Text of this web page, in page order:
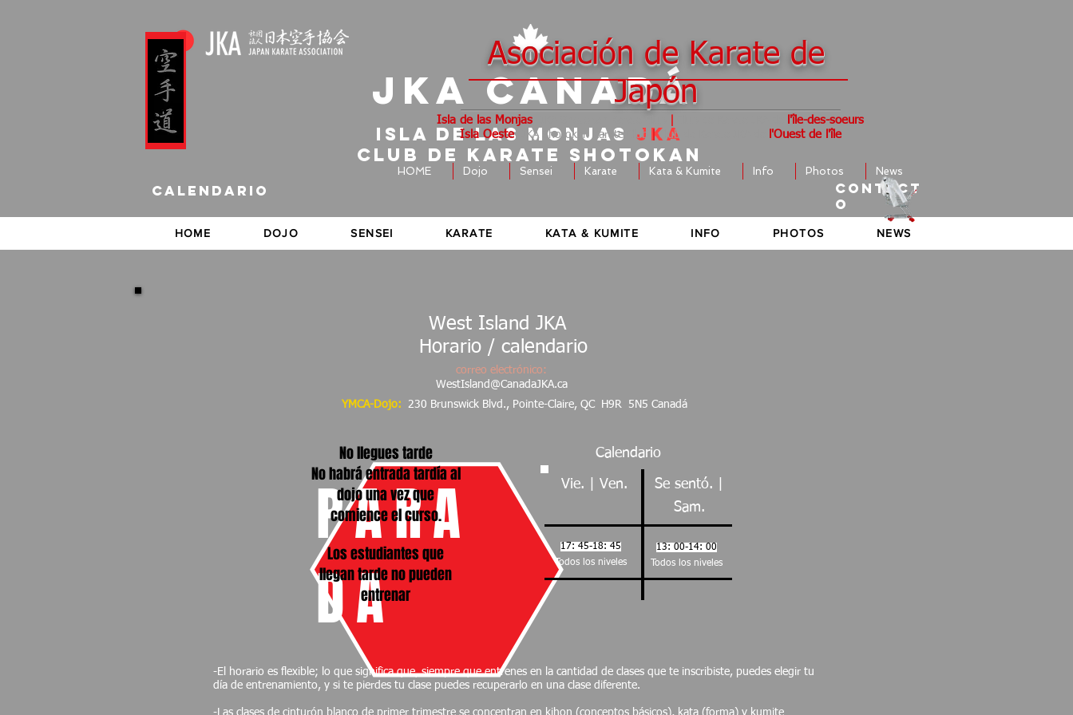
JKA CANADÁ
Isla de las Monjas JKA
CLUB DE KARATE SHOTOKAN
calendario
CONTACT
O
HOME DOJO SENSEI KARATE KATA & KUMITE INFO PHOTOS NEWS
Asociación de Karate de
Japón
Isla de las Monjas
l'île-des-soeurs
Isla Oeste
-JKA Shotokan Karate Club | Club de Karate JKA de l'Ouest de l'île
HOME Dojo Sensei Karate Kata & Kumite Info Photos News
West Island JKA ​
Horario / calendario
correo electrónico:
WestIsland@CanadaJKA.ca
YMCA-Dojo:
230 Brunswick Blvd., Pointe-Claire, QC H9R 5N5 Canadá
PARA
DA
No llegues tarde
No habrá entrada tardía al
dojo una vez que
comience el curso.
Los estudiantes que
llegan tarde no pueden
entrenar
Calendario
Se sentó. |
Sam.
Vie. | Ven.
17: 45-18: 45
Todos los niveles
13: 00-14: 00
Todos los niveles
-El horario es flexible; lo que significa que, siempre que entrenes en la cantidad de clases que te inscribiste, puedes elegir tu
día de entrenamiento, y si te pierdes tu clase puedes recuperarlo en una clase diferente.
-Las clases de cinturón blanco de primer trimestre se concentran en kihon (conceptos básicos), kata (forma) y kumite